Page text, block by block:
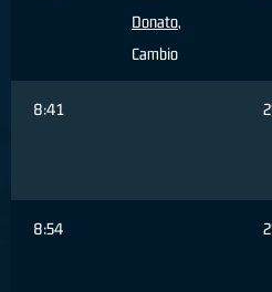
Donato,
Cambio
8:41
8:54